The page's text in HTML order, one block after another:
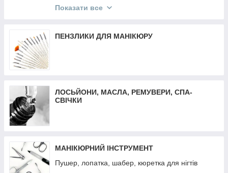
Трафарети для френча, дизайну, аерографії
Втирка
Матеріали для депіляції
Засоби до та після депіляції
Показати все
ПЕНЗЛИКИ ДЛЯ МАНІКЮРУ
ЛОСЬЙОНИ, МАСЛА, РЕМУВЕРИ, СПА-
СВІЧКИ
МАНІКЮРНИЙ ІНСТРУМЕНТ
Пушер, лопатка, шабер, кюретка для нігтів